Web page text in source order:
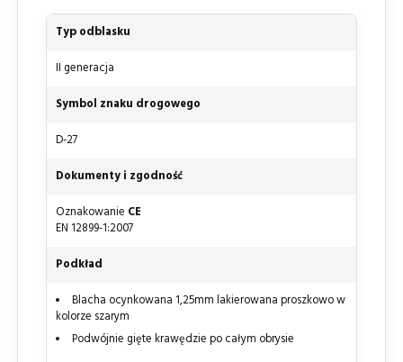
Typ odblasku
II generacja
Symbol znaku drogowego
D-27
Dokumenty i zgodność
Oznakowanie CE
EN 12899-1:2007
Podkład
Blacha ocynkowana 1,25mm lakierowana proszkowo w
kolorze szarym
Podwójnie gięte krawędzie po całym obrysie